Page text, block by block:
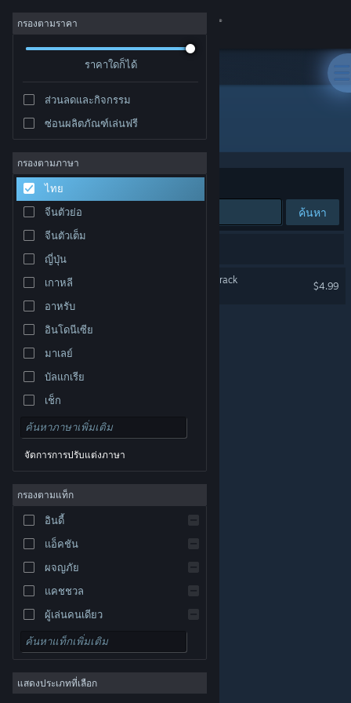
เข้าสู่ระบบ
ชุมชน
เกี่ยวกับ
ฝ่ายสนับสนุน
เปลี่ยนภาษา
รับแอป Steam แบบพกพา
ชมเว็บไซต์สำหรับเดสก์ท็อป
© Valve Corporation สงวนลิขสิทธิ์ เครื่องหมายการค้า
ทั้งหมดเป็นทรัพย์สินของเจ้าของที่เกี่ยวข้องในสหรัฐอเมริกา
และประเทศอื่นนโยบายความเป็นส่วนตัว|กฎหมาย
การคืนเงิน |
กรองตามราคา
ราคาใดก็ได้
ส่วนลดและกิจกรรม
ซ่อนผลิตภัณฑ์เล่นฟรี
กรองตามภาษา
ไทย
จีนตัวย่อ
จีนตัวเต็ม
ญี่ปุ่น
เกาหลี
อาหรับ
อินโดนีเซีย
มาเลย์
บัลแกเรีย
เช็ก
เดนมาร์ก
อังกฤษ
สเปน
สเปน-ลาตินอเมริกา
กรีก
จัดการการปรับแต่งภาษา
กรองตามแท็ก
อินดี้
แอ็คชัน
ผจญภัย
แคชชวล
ผู้เล่นคนเดียว
จำลองสถานการณ์
เกมสวมบทบาท
กลยุทธ์
แสดงประเภทที่เลือก
ผู้พัฒนา: Aidan Baker
จัดเรียงตาม
ค้นหา
Children of the Sun Soundtrack
$4.99